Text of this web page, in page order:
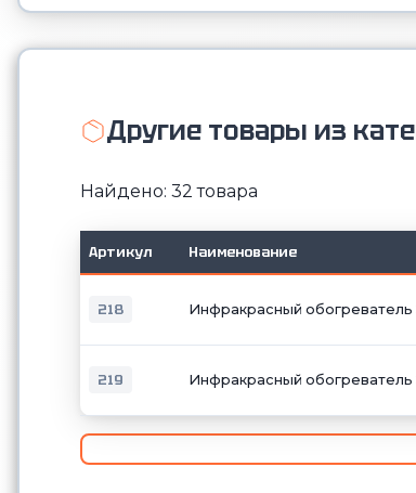
Другие товары из
Найдено: 32 товара
Артикул Наименование
218 Инфракрасный обогреватель
219 Инфракрасный обогреватель